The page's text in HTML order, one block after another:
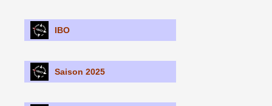
IBO
Saison 2025